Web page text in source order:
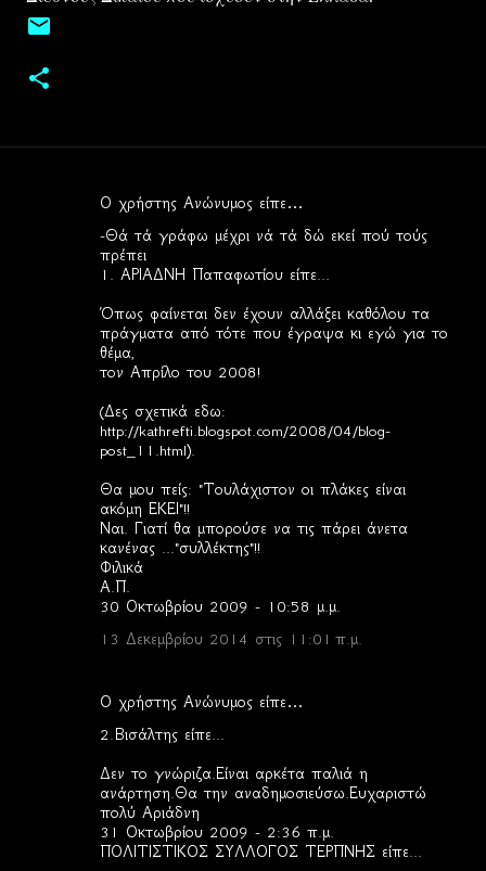
Ο χρήστης Ανώνυμος είπε…
-Θά τά γράφω μέχρι νά τά δώ εκεί πού τούς
πρέπει
1. ΑΡΙΑΔΝΗ Παπαφωτίου είπε...
Όπως φαίνεται δεν έχουν αλλάξει καθόλου τα
πράγματα από τότε που έγραψα κι εγώ για το
θέμα,
τον Απρίλο του 2008!
(Δες σχετικά εδω:
http://kathrefti.blogspot.com/2008/04/blog-
post_11.html).
Θα μου πείς: "Τουλάχιστον οι πλάκες είναι
ακόμη ΕΚΕΙ"!!
Ναι. Γιατί θα μπορούσε να τις πάρει άνετα
κανένας ..."συλλέκτης"!!
Φιλικά
Α.Π.
30 Οκτωβρίου 2009 - 10:58 μ.μ.
13 Δεκεμβρίου 2014 στις 11:01 π.μ.
Ο χρήστης Ανώνυμος είπε…
2.Βισάλτης είπε...
Δεν το γνώριζα.Είναι αρκέτα παλιά η
ανάρτηση.Θα την αναδημοσιεύσω.Ευχαριστώ
πολύ Αριάδνη
31 Οκτωβρίου 2009 - 2:36 π.μ.
ΠΟΛΙΤΙΣΤΙΚΟΣ ΣΥΛΛΟΓΟΣ ΤΕΡΠΝΗΣ είπε...